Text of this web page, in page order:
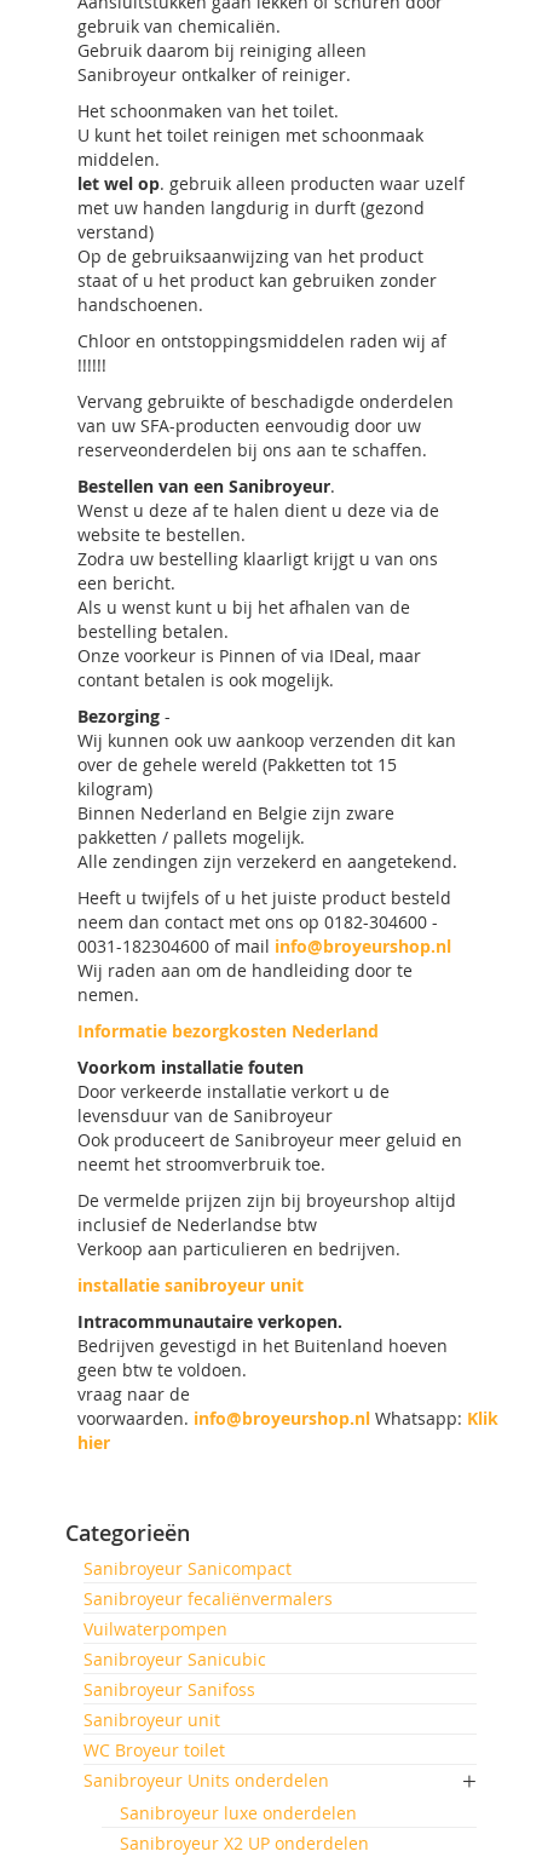
gebruik van chemicaliën.
Gebruik daarom bij reiniging alleen
Sanibroyeur ontkalker of reiniger.
Het schoonmaken van het toilet.
U kunt het toilet reinigen met schoonmaak
middelen.
let wel op. gebruik alleen producten waar uzelf
met uw handen langdurig in durft (gezond
verstand)
Op de gebruiksaanwijzing van het product
staat of u het product kan gebruiken zonder
handschoenen.
Chloor en ontstoppingsmiddelen raden wij af
!!!!!!
Vervang gebruikte of beschadigde onderdelen
van uw SFA-producten eenvoudig door uw
reserveonderdelen bij ons aan te schaffen.
Bestellen van een Sanibroyeur.
Wenst u deze af te halen dient u deze via de
website te bestellen.
Zodra uw bestelling klaarligt krijgt u van ons
een bericht.
Als u wenst kunt u bij het afhalen van de
bestelling betalen.
Onze voorkeur is Pinnen of via IDeal, maar
contant betalen is ook mogelijk.
Bezorging -
Wij kunnen ook uw aankoop verzenden dit kan
over de gehele wereld (Pakketten tot 15
kilogram)
Binnen Nederland en Belgie zijn zware
pakketten / pallets mogelijk.
Alle zendingen zijn verzekerd en aangetekend.
Heeft u twijfels of u het juiste product besteld
neem dan contact met ons op 0182-304600 -
0031-182304600 of mail info@broyeurshop.nl
Wij raden aan om de handleiding door te
nemen.
Informatie bezorgkosten Nederland
Voorkom installatie fouten
Door verkeerde installatie verkort u de
levensduur van de Sanibroyeur
Ook produceert de Sanibroyeur meer geluid en
neemt het stroomverbruik toe.
De vermelde prijzen zijn bij broyeurshop altijd
inclusief de Nederlandse btw
Verkoop aan particulieren en bedrijven.
installatie sanibroyeur unit
Intracommunautaire verkopen.
Bedrijven gevestigd in het Buitenland hoeven
geen btw te voldoen.
vraag naar de
voorwaarden. info@broyeurshop.nl Whatsapp: Klik
hier
Categorieën
Sanibroyeur Sanicompact
Sanibroyeur fecaliënvermalers
Vuilwaterpompen
Sanibroyeur Sanicubic
Sanibroyeur Sanifoss
Sanibroyeur unit
WC Broyeur toilet
Sanibroyeur Units onderdelen
Sanibroyeur luxe onderdelen
Sanibroyeur X2 UP onderdelen